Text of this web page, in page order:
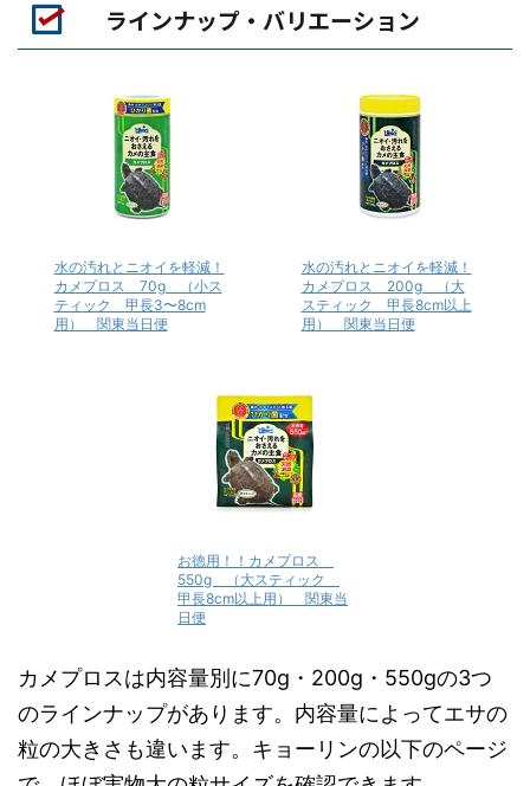
ラインナップ・バリエーション
水の汚れとニオイを軽減！
カメプロス 70g （小ス
ティック 甲長3〜8cm
用） 関東当日便
水の汚れとニオイを軽減！
カメプロス 200g （大
スティック 甲長8cm以上
用） 関東当日便
お徳用！！カメプロス
550g （大スティック
甲長8cm以上用） 関東当
日便
カメプロスは内容量別に70g・200g・550gの3つ
のラインナップがあります。内容量によってエサの
粒の大きさも違います。キョーリンの以下のページ